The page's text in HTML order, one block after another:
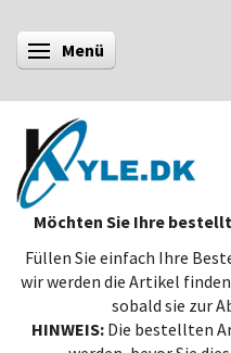
Anzeige ändern
Menü
Möchten Sie Ihre
Füllen Sie einfach Ihre
wir werden die Artikel
sobald sie zur
HINWEIS: Die bestellten